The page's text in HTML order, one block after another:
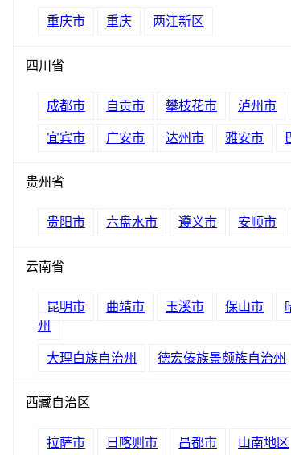
重庆市 重庆 两江新区
四川省
成都市 自贡市 攀枝花市 泸州市
宜宾市 广安市 达州市 雅安市
贵州省
贵阳市 六盘水市 遵义市 安顺市
云南省
昆明市 曲靖市 玉溪市 保山市
州
大理白族自治州 德宏傣族景颇族自治州
西藏自治区
拉萨市 日喀则市 昌都市 山南地区